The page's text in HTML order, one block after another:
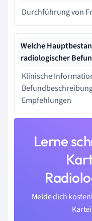
Durchführung von
Welche
radiologischer
Klinische
Empfehlungen
Lerne
Melde dich